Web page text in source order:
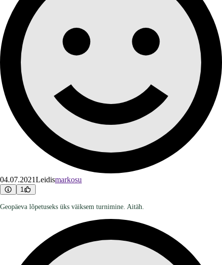
04.07.2021Leidismarkosu
1
Geopäeva lõpetuseks üks väiksem turnimine. Aitäh.